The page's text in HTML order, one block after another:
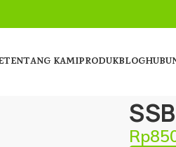
TENTANG KAMIPRODUKBLOG
Rp